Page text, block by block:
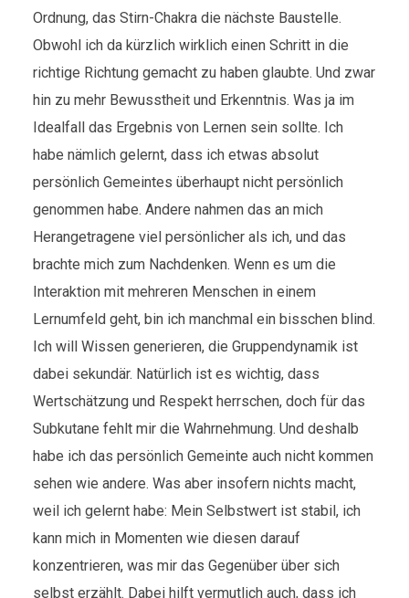
Ordnung, das Stirn-Chakra die nächste Baustelle.
Obwohl ich da kürzlich wirklich einen Schritt in die
richtige Richtung gemacht zu haben glaubte. Und zwar
hin zu mehr Bewusstheit und Erkenntnis. Was ja im
Idealfall das Ergebnis von Lernen sein sollte. Ich
habe nämlich gelernt, dass ich etwas absolut
persönlich Gemeintes überhaupt nicht persönlich
genommen habe. Andere nahmen das an mich
Herangetragene viel persönlicher als ich, und das
brachte mich zum Nachdenken. Wenn es um die
Interaktion mit mehreren Menschen in einem
Lernumfeld geht, bin ich manchmal ein bisschen blind.
Ich will Wissen generieren, die Gruppendynamik ist
dabei sekundär. Natürlich ist es wichtig, dass
Wertschätzung und Respekt herrschen, doch für das
Subkutane fehlt mir die Wahrnehmung. Und deshalb
habe ich das persönlich Gemeinte auch nicht kommen
sehen wie andere. Was aber insofern nichts macht,
weil ich gelernt habe: Mein Selbstwert ist stabil, ich
kann mich in Momenten wie diesen darauf
konzentrieren, was mir das Gegenüber über sich
selbst erzählt. Dabei hilft vermutlich auch, dass ich